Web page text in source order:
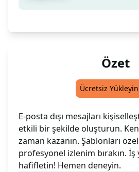
Özet
Ücretsiz Yükleyin
E-posta dışı mesajları
etkili bir şekilde oluşturun.
zaman kazanın. Şablonları
profesyonel izlenim bırakın.
hafifletin! Hemen deneyin.